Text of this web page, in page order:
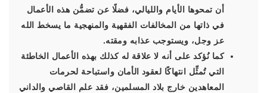
أن تمحوها الأيام والليالي، فضلًا عن تضمُّن هذه الأعمال
في ذاتها من المخالفات الفقهية والمنهجية ما يسخط الله
عز وجل، ويستوجب عذابه ومقته.
كما نُؤكد على أنه لا علاقة له كذلك بهذه الأعمال الخاطئة
التي تُمثِّل انتهاكًا لعقود الأمان واستباحة لحرمات
المعاهدين خارج بلاد المسلمين، فقد علم القاصي والداني